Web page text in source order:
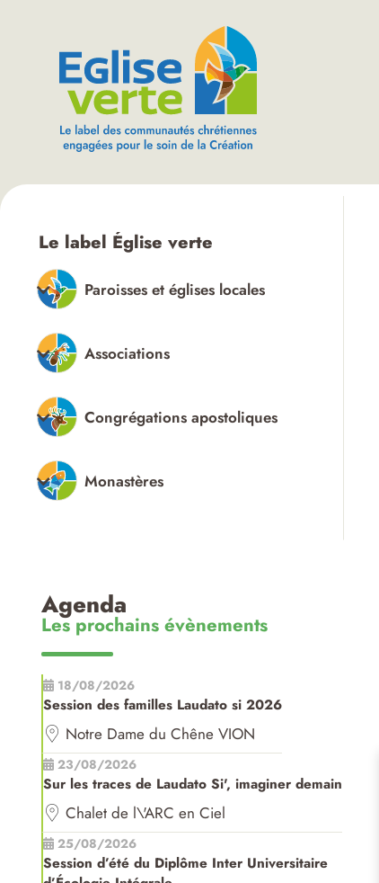
Le label Église verte
Paroisses et églises locales
Associations
Congrégations apostoliques
Monastères
Agenda
Les prochains évènements
18/08/2026
Session des familles Laudato si 2026
Notre Dame du Chêne VION
23/08/2026
Sur les traces de Laudato Si', imaginer demain
Chalet de l\'ARC en Ciel
25/08/2026
Session d’été du Diplôme Inter Universitaire